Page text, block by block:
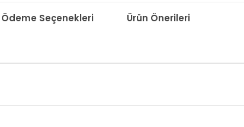
Ödeme Seçenekleri Ürün Önerileri